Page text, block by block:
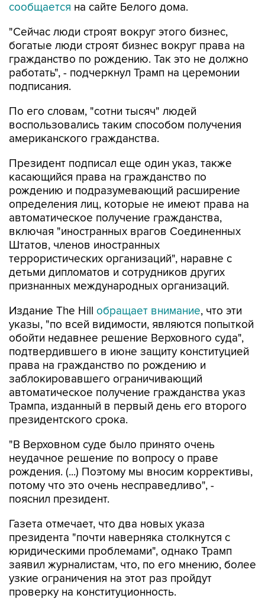
"Сейчас люди строят вокруг этого бизнес,
гражданство по рождению. Так это не должно
работать", - подчеркнул Трамп на церемонии
подписания.
По его словам, "сотни тысяч" людей
американского гражданства.
Президент подписал еще один указ, также
рождению и подразумевающий расширение
определения лиц, которые не имеют права на
автоматическое получение гражданства,
включая "иностранных врагов Соединенных
Штатов, членов иностранных
террористических организаций", наравне с
детьми дипломатов и сотрудников других
признанных международных организаций.
Издание The Hillобращает внимание, что эти
обойти недавнее решение Верховного суда",
подтвердившего в июне защиту конституцией
права на гражданство по рождению и
заблокировавшего ограничивающий
автоматическое получение гражданства указ
Трампа, изданный в первый день его второго
президентского срока.
"В Верховном суде было принято очень
рождения. (...) Поэтому мы вносим коррективы,
потому что это очень несправедливо", -
пояснил президент.
Газета отмечает, что два новых указа
юридическими проблемами", однако Трамп
заявил журналистам, что, по его мнению, более
узкие ограничения на этот раз пройдут
проверку на конституционность.
30 июня Верховный суд США постановил, что